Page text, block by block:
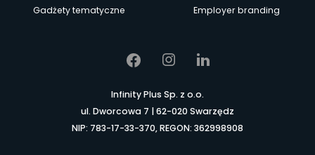
Gadżety tematyczne
Employer branding
Infinity Plus Sp. z o.o.
ul. Dworcowa 7 | 62-020 Swarzędz
NIP: 783-17-33-370, REGON: 362998908